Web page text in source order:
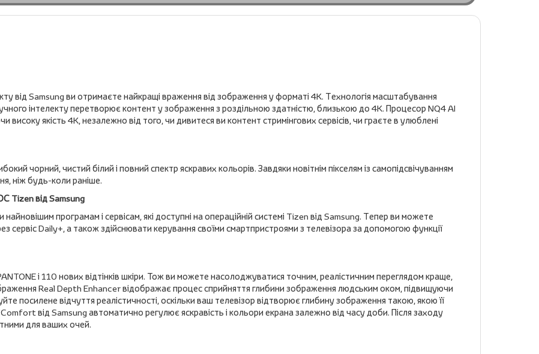
від Samsung ви отримаєте найкращі враження від зображення у форматі 4K. Технологія масштабування
інтелекту перетворює контент у зображення з роздільною здатністю, близькою до 4K. Процесор NQ4 AI
високу якість 4K, незалежно від того, чи дивитеся ви контент стримінгових сервісів, чи граєте в улюблені
чорний, чистий білий і повний спектр яскравих кольорів. Завдяки новітнім пікселям із самопідсвічуванням
ніж будь-коли раніше.
Tizen від Samsung
програмам і сервісам, які доступні на операційній системі Tizen від Samsung. Тепер ви можете
сервіс Daily+, а також здійснювати керування своїми смартпристроями з телевізора за допомогою функції
і 110 нових відтінків шкіри. Тож ви можете насолоджуватися точним, реалістичним переглядом краще,
Real Depth Enhancer відображає процес сприйняття глибини зображення людським оком, підвищуючи
посилене відчуття реалістичності, оскільки ваш телевізор відтворює глибину зображення такою, якою її
від Samsung автоматично регулює яскравість і кольори екрана залежно від часу доби. Після заходу
для ваших очей.